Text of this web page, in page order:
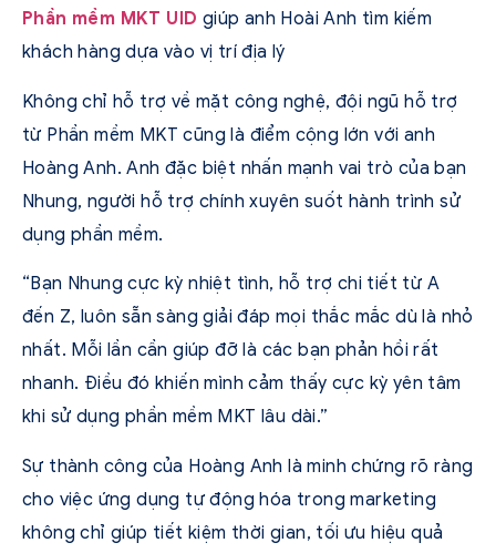
Phần mềm MKT UID giúp anh Hoài Anh tìm kiếm
khách hàng dựa vào vị trí địa lý
Không chỉ hỗ trợ về mặt công nghệ, đội ngũ hỗ trợ
từ Phần mềm MKT cũng là điểm cộng lớn với anh
Hoàng Anh. Anh đặc biệt nhấn mạnh vai trò của bạn
Nhung, người hỗ trợ chính xuyên suốt hành trình sử
dụng phần mềm.
“Bạn Nhung cực kỳ nhiệt tình, hỗ trợ chi tiết từ A
đến Z, luôn sẵn sàng giải đáp mọi thắc mắc dù là nhỏ
nhất. Mỗi lần cần giúp đỡ là các bạn phản hồi rất
nhanh. Điều đó khiến mình cảm thấy cực kỳ yên tâm
khi sử dụng phần mềm MKT lâu dài.”
Sự thành công của Hoàng Anh là minh chứng rõ ràng
cho việc ứng dụng tự động hóa trong marketing
không chỉ giúp tiết kiệm thời gian, tối ưu hiệu quả